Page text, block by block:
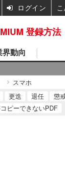
動向
スマホ
更迭 退任 懲
ピーできないPDF
登録方法
ログイン